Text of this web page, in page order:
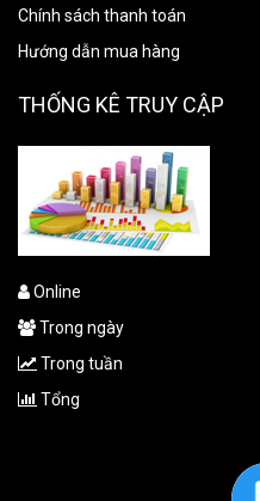
Chính sách thanh toán
Hướng dẫn mua hàng
THỐNG KÊ TRUY CẬP
Online
Trong ngày
Trong tuần
Tổng